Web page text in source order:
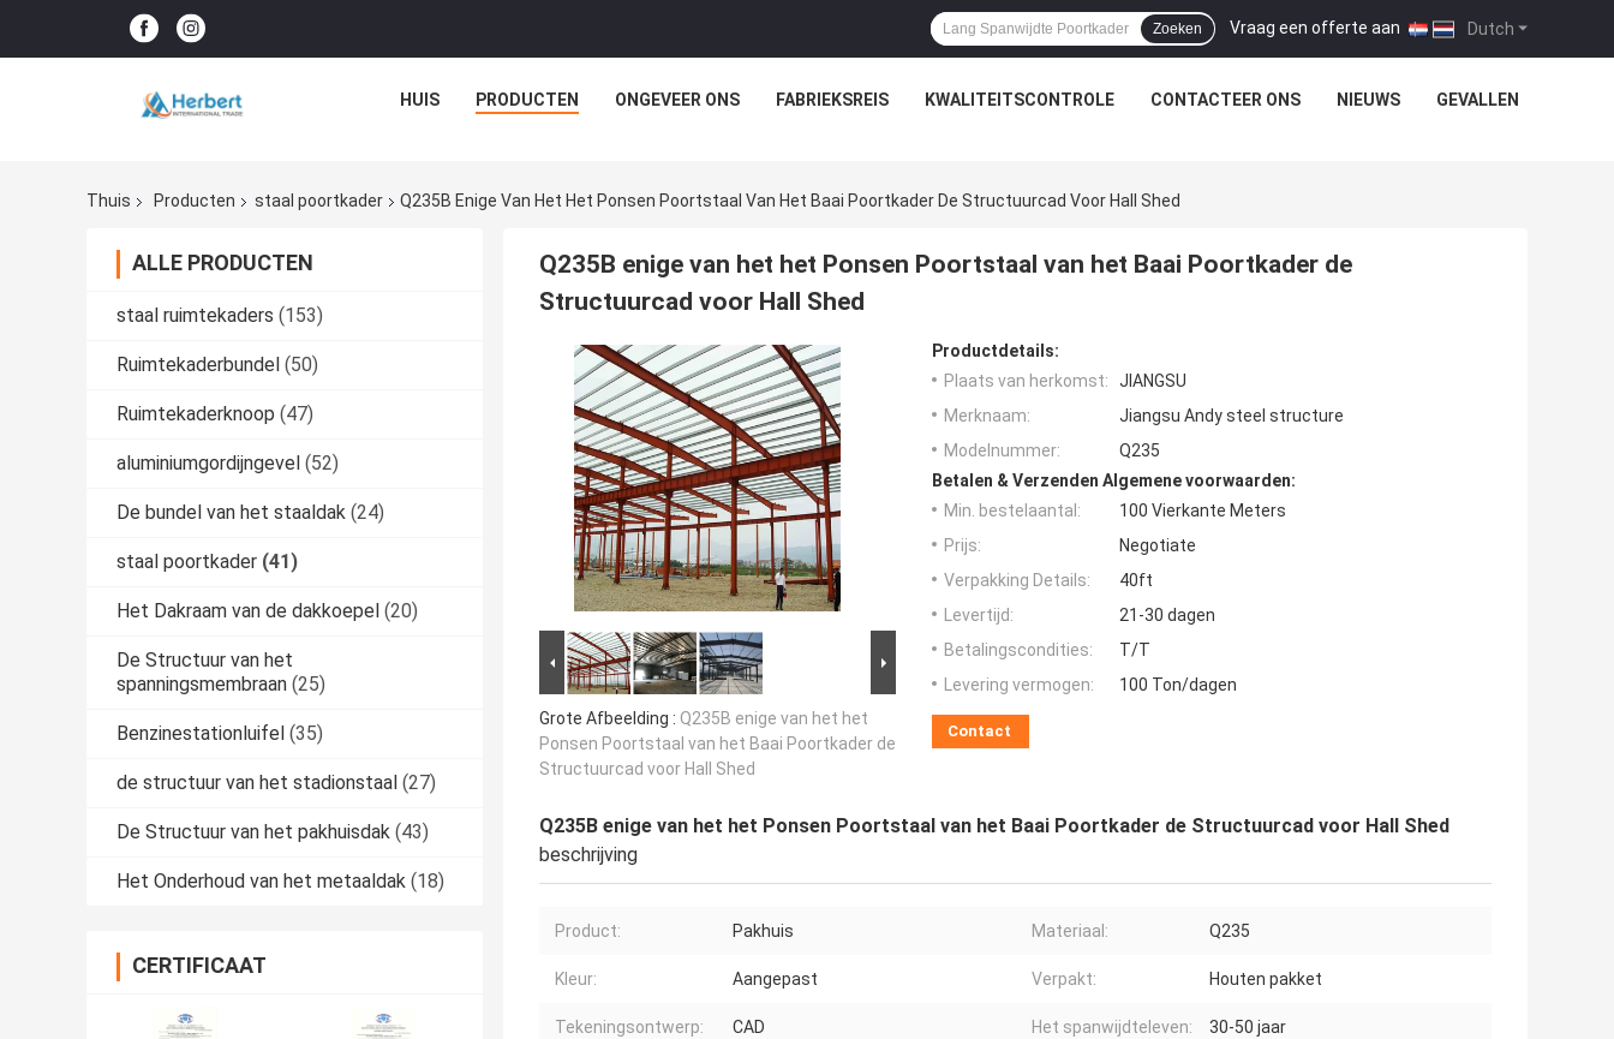
Dutch
Vraag een offerte aan |
Zoeken
HUIS PRODUCTEN ONGEVEER ONS FABRIEKSREIS KWALITEITSCONTROLE CONTACTEER ONS NIEUWS GEVALLEN
Thuis Producten staal poortkader Q235B Enige Van Het Het Ponsen Poortstaal Van Het Baai Poortkader De Structuurcad Voor Hall Shed
ALLE PRODUCTEN
staal ruimtekaders (153)
Ruimtekaderbundel (50)
Ruimtekaderknoop (47)
aluminiumgordijngevel (52)
De bundel van het staaldak (24)
staal poortkader (41)
Het Dakraam van de dakkoepel (20)
De Structuur van het
spanningsmembraan (25)
Benzinestationluifel (35)
de structuur van het stadionstaal (27)
De Structuur van het pakhuisdak (43)
Het Onderhoud van het metaaldak (18)
CERTIFICAAT
Q235B enige van het het Ponsen Poortstaal van het Baai Poortkader de
Structuurcad voor Hall Shed
Grote Afbeelding : Q235B enige van het het
Ponsen Poortstaal van het Baai Poortkader de
Structuurcad voor Hall Shed
Productdetails:
Plaats van herkomst:
JIANGSU
Merknaam:
Jiangsu Andy steel structure
Modelnummer:
Q235
Betalen & Verzenden Algemene voorwaarden:
Min. bestelaantal:
100 Vierkante Meters
Prijs:
Negotiate
Verpakking Details:
40ft
Levertijd:
21-30 dagen
Betalingscondities:
T/T
Levering vermogen:
100 Ton/dagen
Contact
Q235B enige van het het Ponsen Poortstaal van het Baai Poortkader de Structuurcad voor Hall Shed
beschrijving
Product: Pakhuis Materiaal: Q235
Kleur: Aangepast Verpakt: Houten pakket
Tekeningsontwerp: CAD Het spanwijdteleven: 30-50 jaar